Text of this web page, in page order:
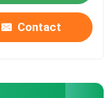
Contact